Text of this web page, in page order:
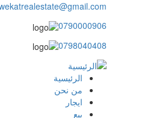
0790000906
0798040408
main
الرئيسية
من نحن
ايجار
بيع